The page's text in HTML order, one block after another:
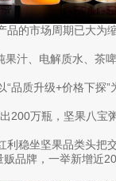
的市场周期已大为
果汁、电解质水、茶
品质升级+价格下探”
200万瓶，坚果八宝
稳坐坚果品类头把
贩品牌，一举新增近